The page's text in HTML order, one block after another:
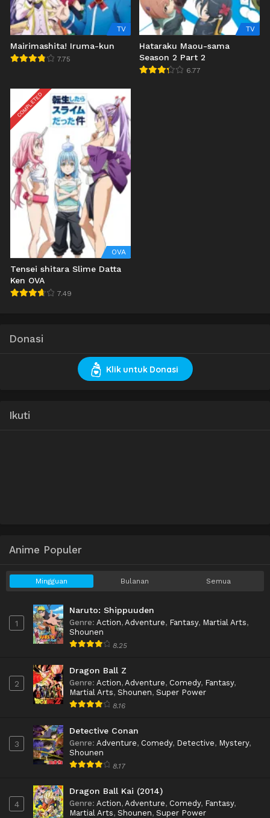
TV
Mairimashita! Iruma-kun
7.75
TV
Hataraku Maou-sama
Season 2 Part 2
6.77
COMPLETED
OVA
Tensei shitara Slime Datta
Ken OVA
7.49
Donasi
Klik untuk Donasi
Ikuti
Anime Populer
Mingguan Bulanan Semua
1
Naruto: Shippuuden
Genre: Action, Adventure, Fantasy, Martial Arts,
Shounen
8.25
2
Dragon Ball Z
Genre: Action, Adventure, Comedy, Fantasy,
Martial Arts, Shounen, Super Power
8.16
3
Detective Conan
Genre: Adventure, Comedy, Detective, Mystery,
Shounen
8.17
4
Dragon Ball Kai (2014)
Genre: Action, Adventure, Comedy, Fantasy,
Martial Arts, Shounen, Super Power